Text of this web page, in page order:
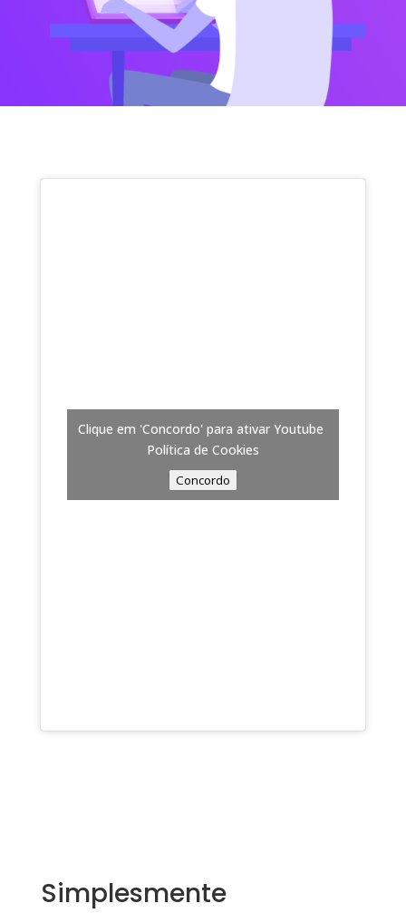
Clique em 'Concordo' para ativar Youtube
Política de Cookies
Concordo
Simplesmente